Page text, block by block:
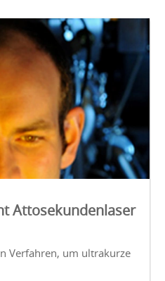
Attosekundenlaser
Verfahren, um ultrakurze